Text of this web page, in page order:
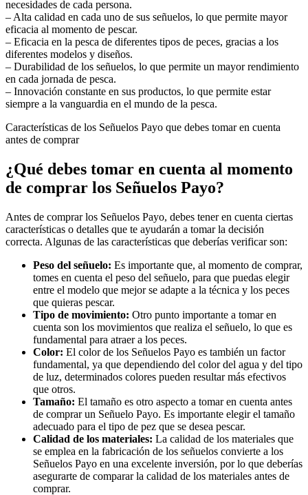
necesidades de cada persona.
– Alta calidad en cada uno de sus señuelos, lo que permite mayor
eficacia al momento de pescar.
– Eficacia en la pesca de diferentes tipos de peces, gracias a los
diferentes modelos y diseños.
– Durabilidad de los señuelos, lo que permite un mayor rendimiento
en cada jornada de pesca.
– Innovación constante en sus productos, lo que permite estar
siempre a la vanguardia en el mundo de la pesca.
Características de los Señuelos Payo que debes tomar en cuenta
antes de comprar
¿Qué debes tomar en cuenta al momento
de comprar los Señuelos Payo?
Antes de comprar los Señuelos Payo, debes tener en cuenta ciertas
características o detalles que te ayudarán a tomar la decisión
correcta. Algunas de las características que deberías verificar son:
Peso del señuelo: Es importante que, al momento de comprar,
tomes en cuenta el peso del señuelo, para que puedas elegir
entre el modelo que mejor se adapte a la técnica y los peces
que quieras pescar.
Tipo de movimiento: Otro punto importante a tomar en
cuenta son los movimientos que realiza el señuelo, lo que es
fundamental para atraer a los peces.
Color: El color de los Señuelos Payo es también un factor
fundamental, ya que dependiendo del color del agua y del tipo
de luz, determinados colores pueden resultar más efectivos
que otros.
Tamaño: El tamaño es otro aspecto a tomar en cuenta antes
de comprar un Señuelo Payo. Es importante elegir el tamaño
adecuado para el tipo de pez que se desea pescar.
Calidad de los materiales: La calidad de los materiales que
se emplea en la fabricación de los señuelos convierte a los
Señuelos Payo en una excelente inversión, por lo que deberías
asegurarte de comparar la calidad de los materiales antes de
comprar.